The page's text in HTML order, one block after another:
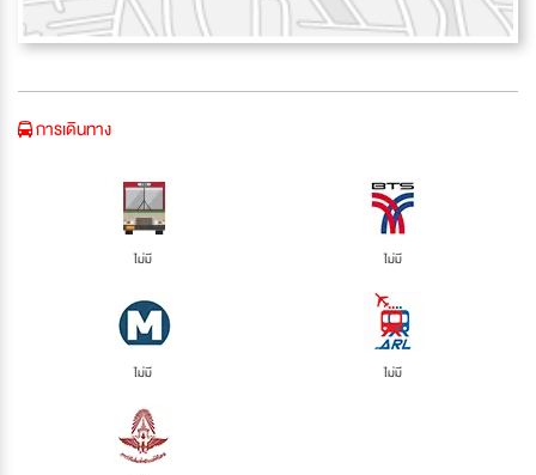
การเดินทาง
ไม่มี ไม่มี
ไม่มี ไม่มี